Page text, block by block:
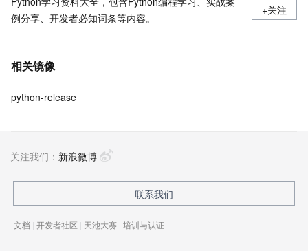
例分享、开发者必知词条等内容。
+关注
相关镜像
python-release
关注我们： 新浪微博
联系我们
文档 | 开发者社区 | 天池大赛 | 培训与认证